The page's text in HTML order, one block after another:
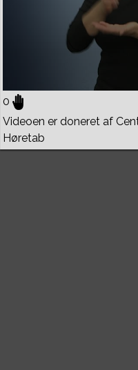
0
Videoen er doneret af
Høretab